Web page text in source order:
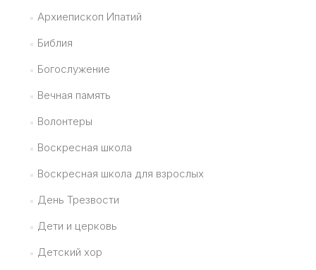
Архиепископ Ипатий
Библия
Богослужение
Вечная память
Волонтеры
Воскресная школа
Воскресная школа для взрослых
День Трезвости
Дети и церковь
Детский хор